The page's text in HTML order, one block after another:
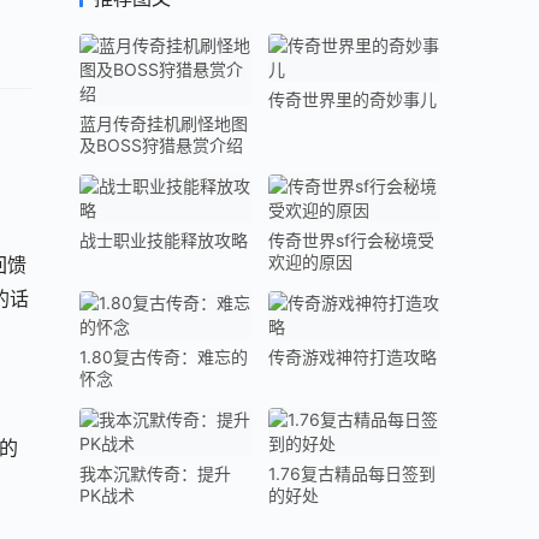
馈
话
蓝月传奇挂机刷怪地图
及BOSS狩猎悬赏介绍
传奇世界里的奇妙事儿
战士职业技能释放攻略
传奇世界sf行会秘境受
欢迎的原因
1.80复古传奇：难忘的
怀念
传奇游戏神符打造攻略
我本沉默传奇：提升
PK战术
1.76复古精品每日签到
的好处